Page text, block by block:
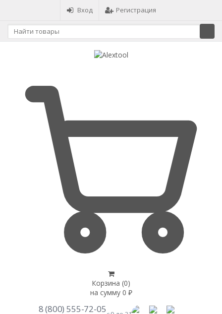
Вход Регистрация
Корзина (0)
на сумму 0 ₽
8 (800) 555-72-05